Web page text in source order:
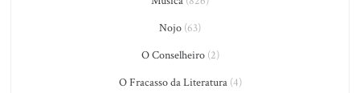
Nojo (63)
O Conselheiro(2)
O Fracasso da Literatura(4)